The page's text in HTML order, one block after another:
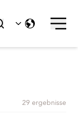
29 ergebnisse